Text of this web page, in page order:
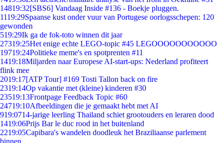
14819:32[SBS6] Vandaag Inside #136 - Boekje pluggen.
1119:29Spaanse kust onder vuur van Portugese oorlogsschepen: 120
gewonden
519:29Ik ga de fok-toto winnen dit jaar
27319:25Het enige echte LEGO-topic #45 LEGOOOOOOOOOOO
19719:24Politieke meme's en spotprenten #11
1419:18Miljarden naar Europese AI-start-ups: Nederland profiteert
flink mee
2019:17[ATP Tour] #169 Tosti Tallon back on fire
2319:14Op vakantie met (kleine) kinderen #30
23519:13Frontpage Feedback Topic #60
24719:10Afbeeldingen die je gemaakt hebt met AI
919:0714-jarige leerling Thailand schiet grootouders en leraren dood
1419:06Prijs Bar le duc rood in het buitenland
2219:05Capibara's wandelen doodleuk het Braziliaanse parlement
binnen